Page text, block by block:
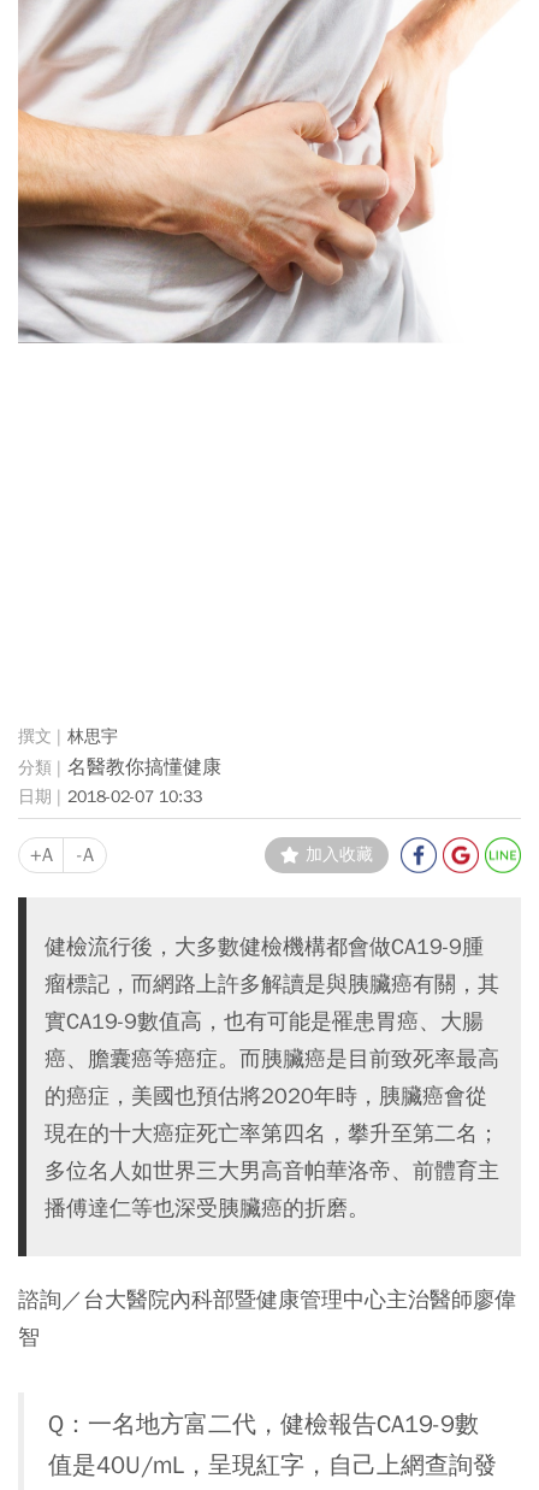
林思宇
名醫教你搞懂健康
2018-02-07 10:33
+A -A 加入收藏
健檢流行後，大多數健檢機構都會做CA19-9腫
瘤標記，而網路上許多解讀是與胰臟癌有關，其
實CA19-9數值高，也有可能是罹患胃癌、大腸
癌、膽囊癌等癌症。而胰臟癌是目前致死率最高
的癌症，美國也預估將2020年時，胰臟癌會從
現在的十大癌症死亡率第四名，攀升至第二名；
多位名人如世界三大男高音帕華洛帝、前體育主
播傅達仁等也深受胰臟癌的折磨。
諮詢／台大醫院內科部暨健康管理中心主治醫師廖偉
智
Q：一名地方富二代，健檢報告CA19-9數
值是40U/mL，呈現紅字，自己上網查詢發